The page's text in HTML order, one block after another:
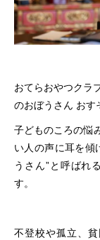
おてらおやつクラ
のおぼうさん おす
子どものころの悩
い人の声に耳を傾
うさん”と呼ばれ
す。
不登校や孤立、